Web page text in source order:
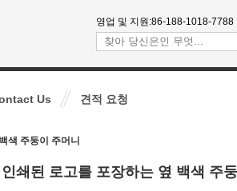
영업 및 지원:86-188-1018-7788
Us 견적 요청
색 주둥이 주머니
쇄된 로고를 포장하는 옆 백색 주